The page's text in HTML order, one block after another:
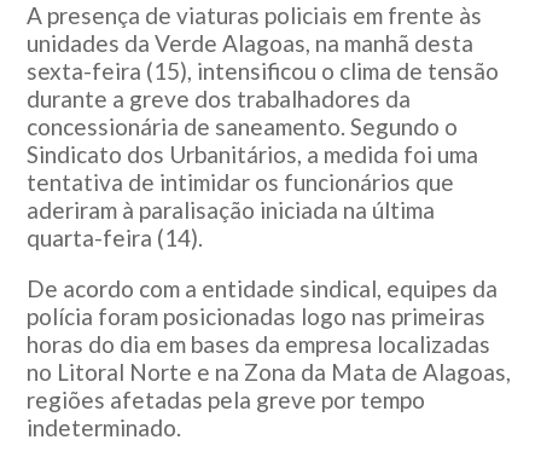
A presença de viaturas policiais em frente às
unidades da Verde Alagoas, na manhã desta
sexta-feira (15), intensificou o clima de tensão
durante a greve dos trabalhadores da
concessionária de saneamento. Segundo o
Sindicato dos Urbanitários, a medida foi uma
tentativa de intimidar os funcionários que
aderiram à paralisação iniciada na última
quarta-feira (14).
De acordo com a entidade sindical, equipes da
polícia foram posicionadas logo nas primeiras
horas do dia em bases da empresa localizadas
no Litoral Norte e na Zona da Mata de Alagoas,
regiões afetadas pela greve por tempo
indeterminado.